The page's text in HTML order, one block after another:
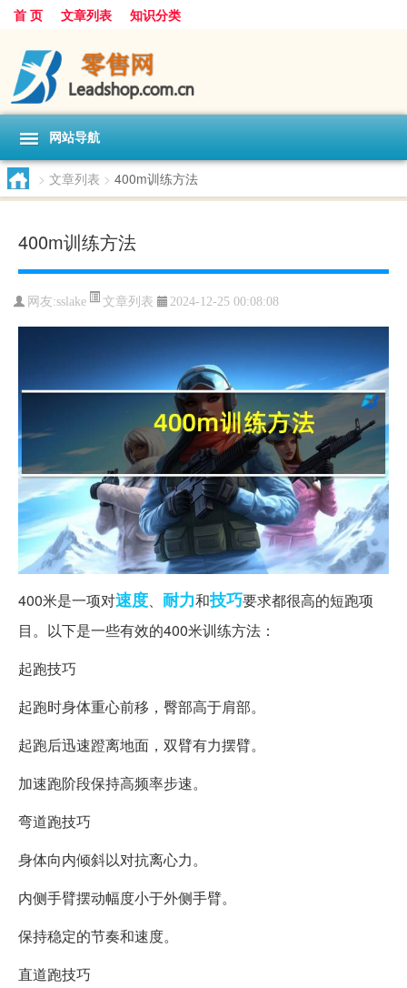
首 页 文章列表 知识分类
网站导航
> 文章列表 > 400m训练方法
400m训练方法
网友:sslake 文章列表 2024-12-25 00:08:08
400米是一项对速度、 耐力和技巧要求都很高的短跑项
目。以下是一些有效的400米训练方法：
起跑技巧
起跑时身体重心前移，臀部高于肩部。
起跑后迅速蹬离地面，双臂有力摆臂。
加速跑阶段保持高频率步速。
弯道跑技巧
身体向内倾斜以对抗离心力。
内侧手臂摆动幅度小于外侧手臂。
保持稳定的节奏和速度。
直道跑技巧